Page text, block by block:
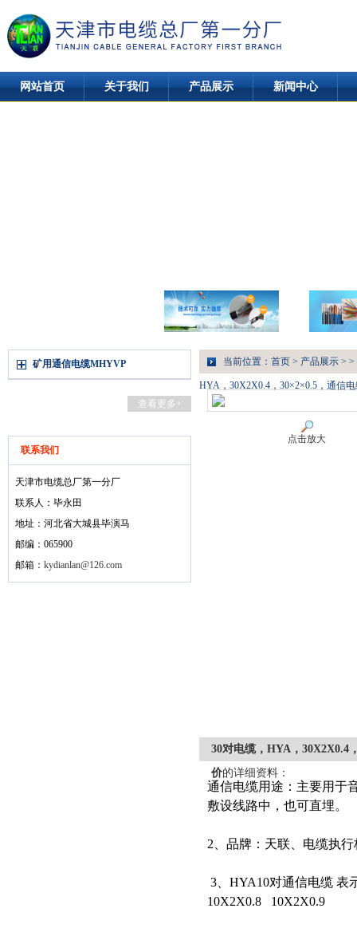
网站首页 关于我们 产品展示 新闻中心
矿用通信电缆MHYVP
查看更多+
联系我们
天津市电缆总厂第一分厂
联系人：毕永田
地址：河北省大城县毕演马
邮编：065900
邮箱： kydianlan@126.com
当前位置： 首页 > 产品展示 > >
HYA，30X2X0.4，30×2×0.5，通信
点击放大
30对电缆，HYA，30X2X0.4
价的详细资料：
通信电缆用途：主要用于
敷设线路中，也可直埋。
2、品牌：天联、电缆执行
3、HYA10对通信电缆 表
10X2X0.8
10X2X0.9